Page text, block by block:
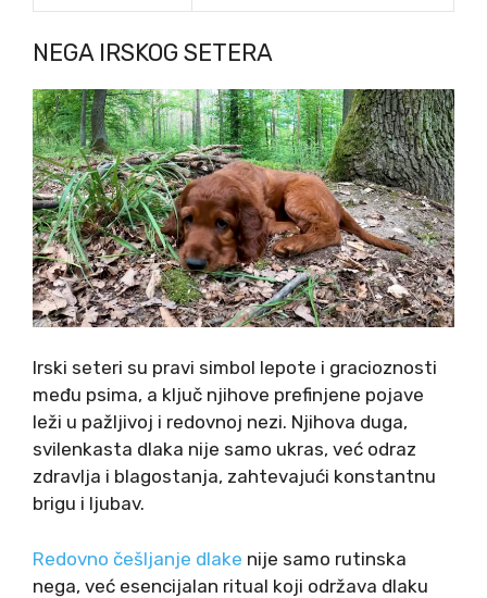
NEGA IRSKOG SETERA
Irski seteri su pravi simbol lepote i gracioznosti
među psima, a ključ njihove prefinjene pojave
leži u pažljivoj i redovnoj nezi. Njihova duga,
svilenkasta dlaka nije samo ukras, već odraz
zdravlja i blagostanja, zahtevajući konstantnu
brigu i ljubav.
Redovno češljanje dlake nije samo rutinska
nega, već esencijalan ritual koji održava dlaku